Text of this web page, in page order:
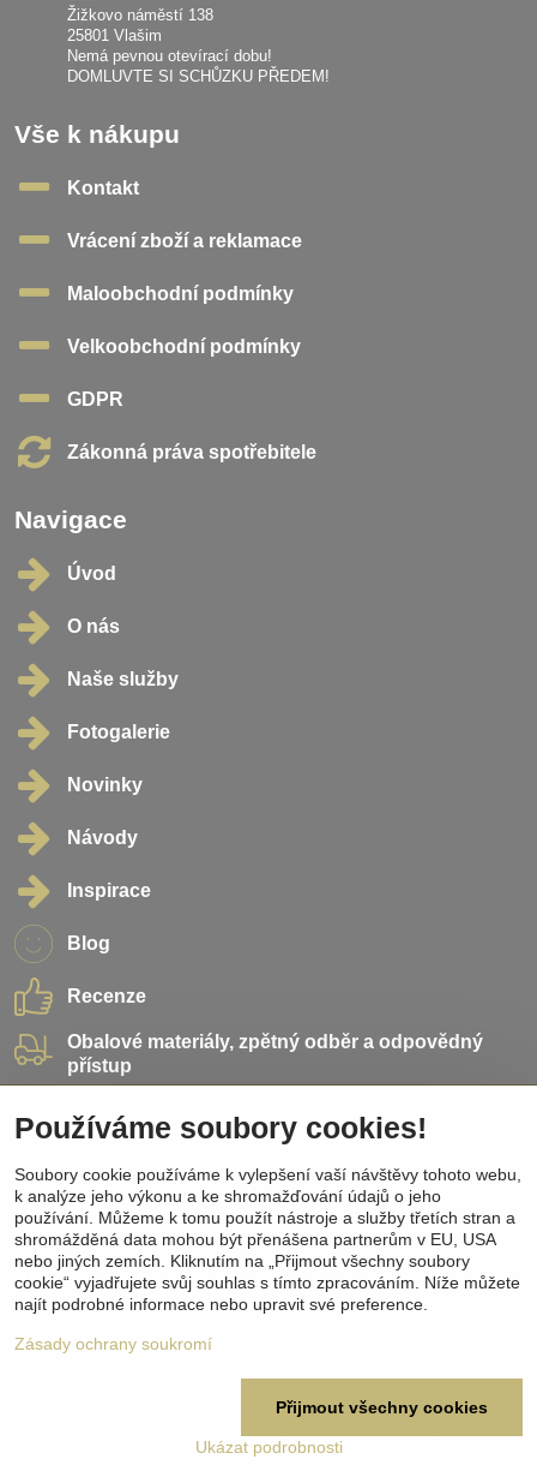
Žižkovo náměstí 138
25801 Vlašim
Nemá pevnou otevírací dobu!
DOMLUVTE SI SCHŮZKU PŘEDEM!
Vše k nákupu
Kontakt
Vrácení zboží a reklamace
Maloobchodní podmínky
Velkoobchodní podmínky
GDPR
Zákonná práva spotřebitele
Navigace
Úvod
O nás
Naše služby
Fotogalerie
Novinky
Návody
Inspirace
Blog
Recenze
Obalové materiály, zpětný odběr a odpovědný
přístup
Přidejte se k nám
Sociální sítě
Facebook
Instagram
Pinterest
Youtube
Copyright
Vytvořeno systémem:ByznysWeb.cz
Používáme soubory cookies!
Soubory cookie používáme k vylepšení vaší návštěvy tohoto webu,
k analýze jeho výkonu a ke shromažďování údajů o jeho
používání. Můžeme k tomu použít nástroje a služby třetích stran a
shromážděná data mohou být přenášena partnerům v EU, USA
nebo jiných zemích. Kliknutím na „Přijmout všechny soubory
cookie“ vyjadřujete svůj souhlas s tímto zpracováním. Níže můžete
najít podrobné informace nebo upravit své preference.
Zásady ochrany soukromí
Ukázat podrobnosti
Přijmout všechny cookies